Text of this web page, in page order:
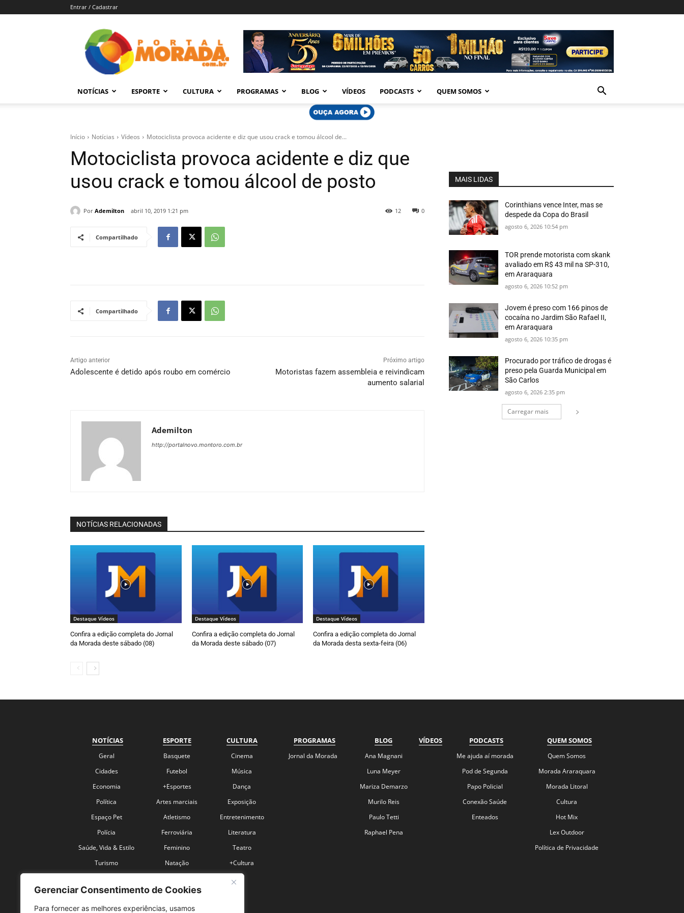
Gerenciar Consentimento de Cookies
Para fornecer as melhores experiências, usamos
Entrar / Cadastrar
Morada
–
Araraquara
NOTÍCIAS ESPORTE CULTURA PROGRAMAS BLOG VÍDEOS PODCASTS QUEM SOMOS
Início Notícias Vídeos Motociclista provoca acidente e diz que usou crack e tomou álcool de...
Motociclista provoca acidente e diz que
usou crack e tomou álcool de posto
Por Ademilton abril 10, 2019 1:21 pm 0
12
Compartilhado
Compartilhado
Artigo anterior
Adolescente é detido após roubo em comércio
Próximo artigo
Motoristas fazem assembleia e reivindicam
aumento salarial
Ademilton
http://portalnovo.montoro.com.br
NOTÍCIAS RELACIONADAS
Destaque Vídeos
Confira a edição completa do Jornal
da Morada deste sábado (08)
Destaque Vídeos
Confira a edição completa do Jornal
da Morada deste sábado (07)
Destaque Vídeos
Confira a edição completa do Jornal
da Morada desta sexta-feira (06)
MAIS LIDAS
Corinthians vence Inter, mas se
despede da Copa do Brasil
agosto 6, 2026 10:54 pm
TOR prende motorista com skank
avaliado em R$ 43 mil na SP-310,
em Araraquara
agosto 6, 2026 10:52 pm
Jovem é preso com 166 pinos de
cocaína no Jardim São Rafael II,
em Araraquara
agosto 6, 2026 10:35 pm
Procurado por tráfico de drogas é
preso pela Guarda Municipal em
São Carlos
agosto 6, 2026 2:35 pm
Carregar mais
NOTÍCIAS
Geral
Cidades
Economia
Política
Espaço Pet
Polícia
Saúde, Vida & Estilo
Turismo
ESPORTE
Basquete
Futebol
+Esportes
Artes marciais
Atletismo
Ferroviária
Feminino
Natação
CULTURA
Cinema
Música
Dança
Exposição
Entretenimento
Literatura
Teatro
+Cultura
PROGRAMAS
Jornal da Morada
BLOG
Ana Magnani
Luna Meyer
Mariza Demarzo
Murilo Reis
Paulo Tetti
Raphael Pena
VÍDEOS PODCASTS
Me ajuda aí morada
Pod de Segunda
Papo Policial
Conexão Saúde
Enteados
QUEM SOMOS
Quem Somos
Morada Araraquara
Morada Litoral
Cultura
Hot Mix
Lex Outdoor
Política de Privacidade